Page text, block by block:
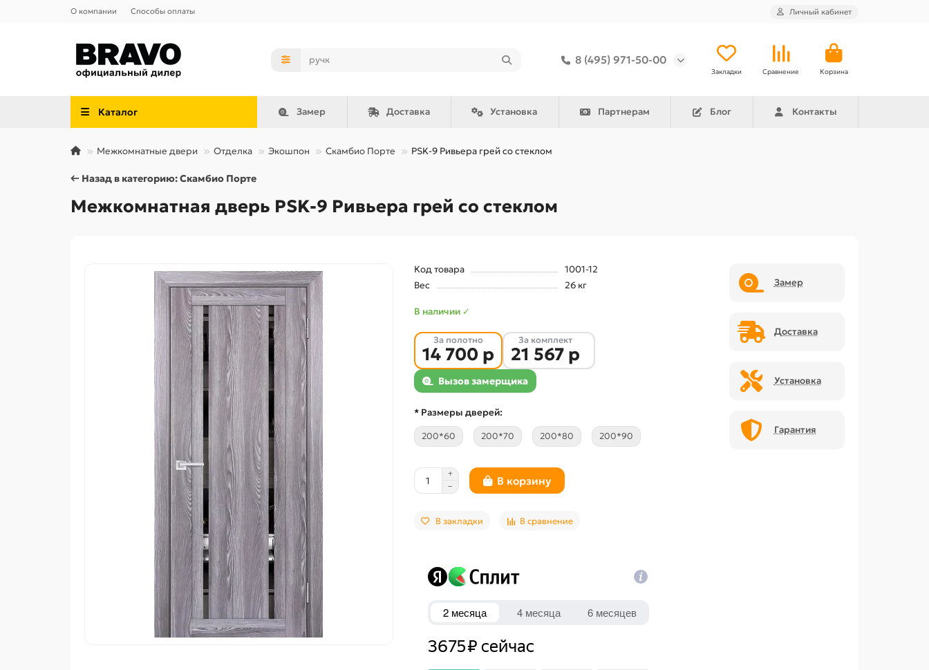
О компании Способы оплаты Личный кабинет
8 (495) 971-50-00
Закладки Сравнение Корзина
Каталог Замер Доставка Установка Партнерам Блог Контакты
Межкомнатные двери Отделка Экошпон Скамбио Порте PSK-9 Ривьера грей со стеклом
← Назад в категорию: Скамбио Порте
Межкомнатная дверь PSK-9 Ривьера грей со стеклом
Код товара
1001-12
Вес
26 кг
В наличии ✓
За полотно
14 700 р
За комплект
21 567 р
Вызов замерщика
* Размеры дверей:
200*60 200*70 200*80 200*90
В корзину
В закладки В сравнение
Замер
Доставка
Установка
Гарантия